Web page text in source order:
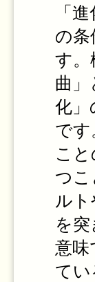
「
の
す。
曲」
化」
です
こ
つ
ル
を
意味
て